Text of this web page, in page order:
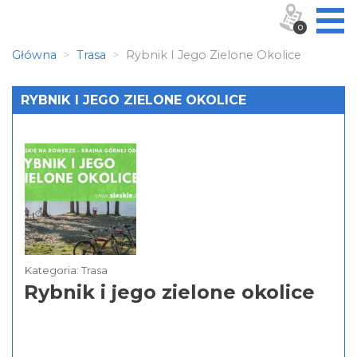
Główna Trasa Rybnik I Jego Zielone Okolice
RYBNIK I JEGO ZIELONE OKOLICE
Kategoria: Trasa
Rybnik i jego zielone okolice
0